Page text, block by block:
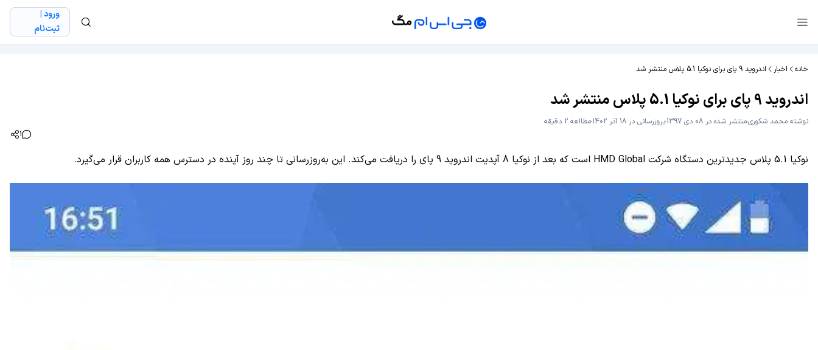
ورود |
ثبت‌نام
خانه اخبار اندروید 9 پای برای نوکیا 5.1 پلاس منتشر شد
اندروید 9 پای برای نوکیا 5.1 پلاس منتشر شد
نوشته محمد شکوریمنتشر شده در 08 دی 1397 بروزرسانی در 18 آذر 1402
مطالعه 2 دقیقه
1
نوکیا 5.1 پلاس جدیدترین دستگاه شرکت HMD Global است که بعد از نوکیا 8 آپدیت اندروید 9 پای را دریافت می‌کند. این به‌روزرسانی تا چند روز آینده در دسترس همه کاربران قرار می‌گیرد.